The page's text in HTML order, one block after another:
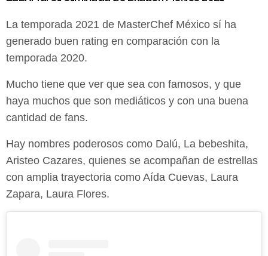
La temporada 2021 de MasterChef México sí ha
generado buen rating en comparación con la
temporada 2020.
Mucho tiene que ver que sea con famosos, y que
haya muchos que son mediáticos y con una buena
cantidad de fans.
Hay nombres poderosos como Dalú, La bebeshita,
Aristeo Cazares, quienes se acompañan de estrellas
con amplia trayectoria como Aída Cuevas, Laura
Zapara, Laura Flores.